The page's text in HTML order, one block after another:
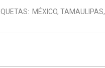
MÉXICO, TAMAULIPAS,